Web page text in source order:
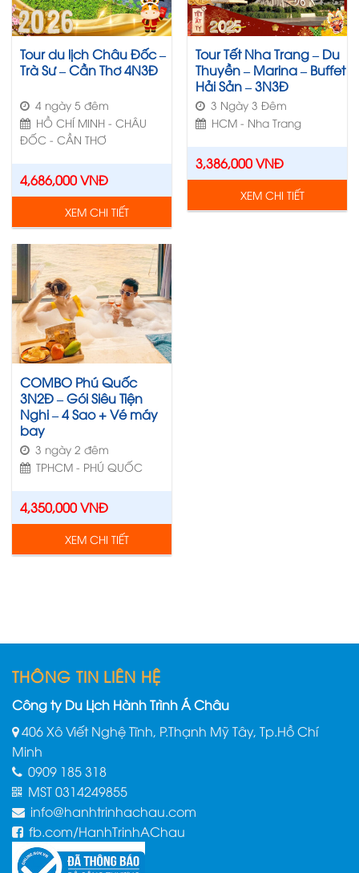
Tour du lịch Châu Đốc –
Trà Sư – Cần Thơ 4N3Đ
4 ngày 5 đêm
HỒ CHÍ MINH - CHÂU
ĐỐC - CẦN THƠ
4,686,000VNĐ
XEM CHI TIẾT
Tour Tết Nha Trang – Du
Thuyền – Marina – Buffet
Hải Sản – 3N3Đ
3 Ngày 3 Đêm
HCM - Nha Trang
3,386,000VNĐ
XEM CHI TIẾT
COMBO Phú Quốc
3N2Đ – Gói Siêu Tiện
Nghi – 4 Sao + Vé máy
bay
Nổi bật
3 ngày 2 đêm
TPHCM - PHÚ QUỐC
4,350,000VNĐ
XEM CHI TIẾT
THÔNG TIN LIÊN HỆ
Công ty Du Lịch Hành Trình Á Châu
406 Xô Viết Nghệ Tĩnh, P.Thạnh Mỹ Tây, Tp.Hồ Chí
Minh
0909 185 318
MST 0314249855
info@hanhtrinhachau.com
fb.com/HanhTrinhAChau